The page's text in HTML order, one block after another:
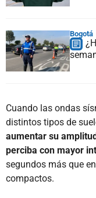
Bogotá
Cuando las ondas
distintos tipos de
aumentar su
perciba con mayor
segundos más que
compactos.